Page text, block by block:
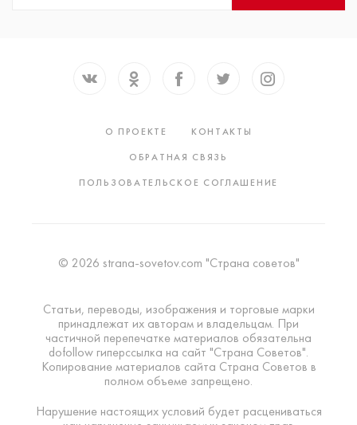
О ПРОЕКТЕ
КОНТАКТЫ
ОБРАТНАЯ СВЯЗЬ
ПОЛЬЗОВАТЕЛЬСКОЕ СОГЛАШЕНИЕ
© 2026 strana-sovetov.com "Страна советов"
Статьи, переводы, изображения и торговые марки
принадлежат их авторам и владельцам. При
частичной перепечатке материалов обязательна
dofollow гиперссылка на сайт "Страна Советов".
Копирование материалов сайта Страна Советов в
полном объеме запрещено.
Нарушение настоящих условий будет расцениваться